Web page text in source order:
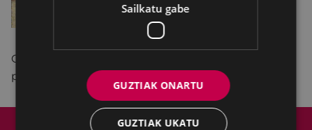
Olentzerori
postontziak.
Sailkatu gabe
GUZTIAK ONARTU
GUZTIAK UKATU